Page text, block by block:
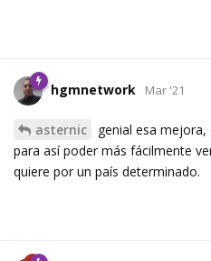
hgmnetwork Mar '21
asternic
genial esa
para así poder más fácilmente
quiere por un país determinado.